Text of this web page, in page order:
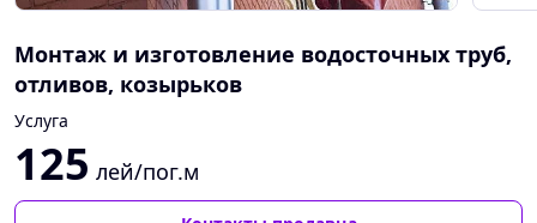
Монтаж и изготовление водосточных труб,
отливов, козырьков
Услуга
125 лей/пог.м